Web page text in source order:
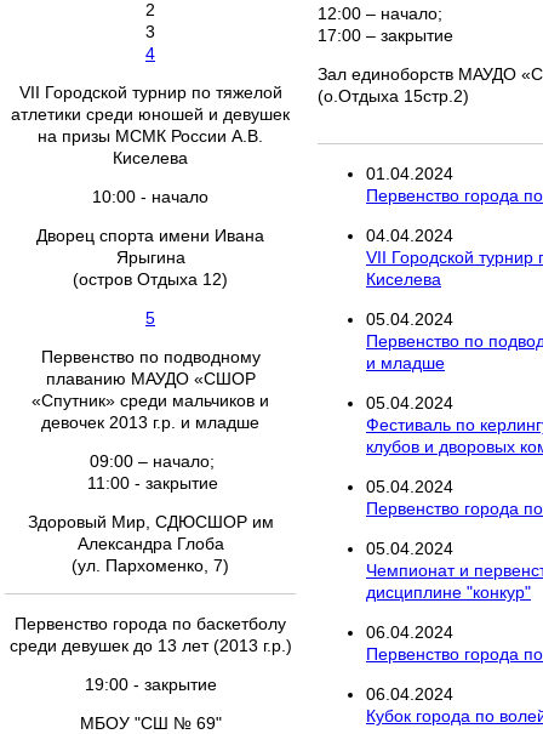
2
3
4
VII Городской турнир по тяжелой
атлетики среди юношей и девушек
на призы МСМК России А.В.
Киселева
10:00 - начало
Дворец спорта имени Ивана
Ярыгина
(остров Отдыха 12)
5
Первенство по подводному
плаванию МАУДО «СШОР
«Спутник» среди мальчиков и
девочек 2013 г.р. и младше
09:00 – начало;
11:00 - закрытие
Здоровый Мир, СДЮСШОР им
Александра Глоба
(ул. Пархоменко, 7)
Первенство города по баскетболу
среди девушек до 13 лет (2013 г.р.)
19:00 - закрытие
МБОУ "СШ № 69"
12:00 – начало;
17:00 – закрытие
Зал единоборств МАУДО
(о.Отдыха 15стр.2)
01.04.2024
Первенство города
04.04.2024
VII Городской
Киселева
05.04.2024
Первенство по
и младше
05.04.2024
Фестиваль по
клубов и дворовых
05.04.2024
Первенство города
05.04.2024
Чемпионат и
дисциплине "конкур"
06.04.2024
Первенство города
06.04.2024
Кубок города по